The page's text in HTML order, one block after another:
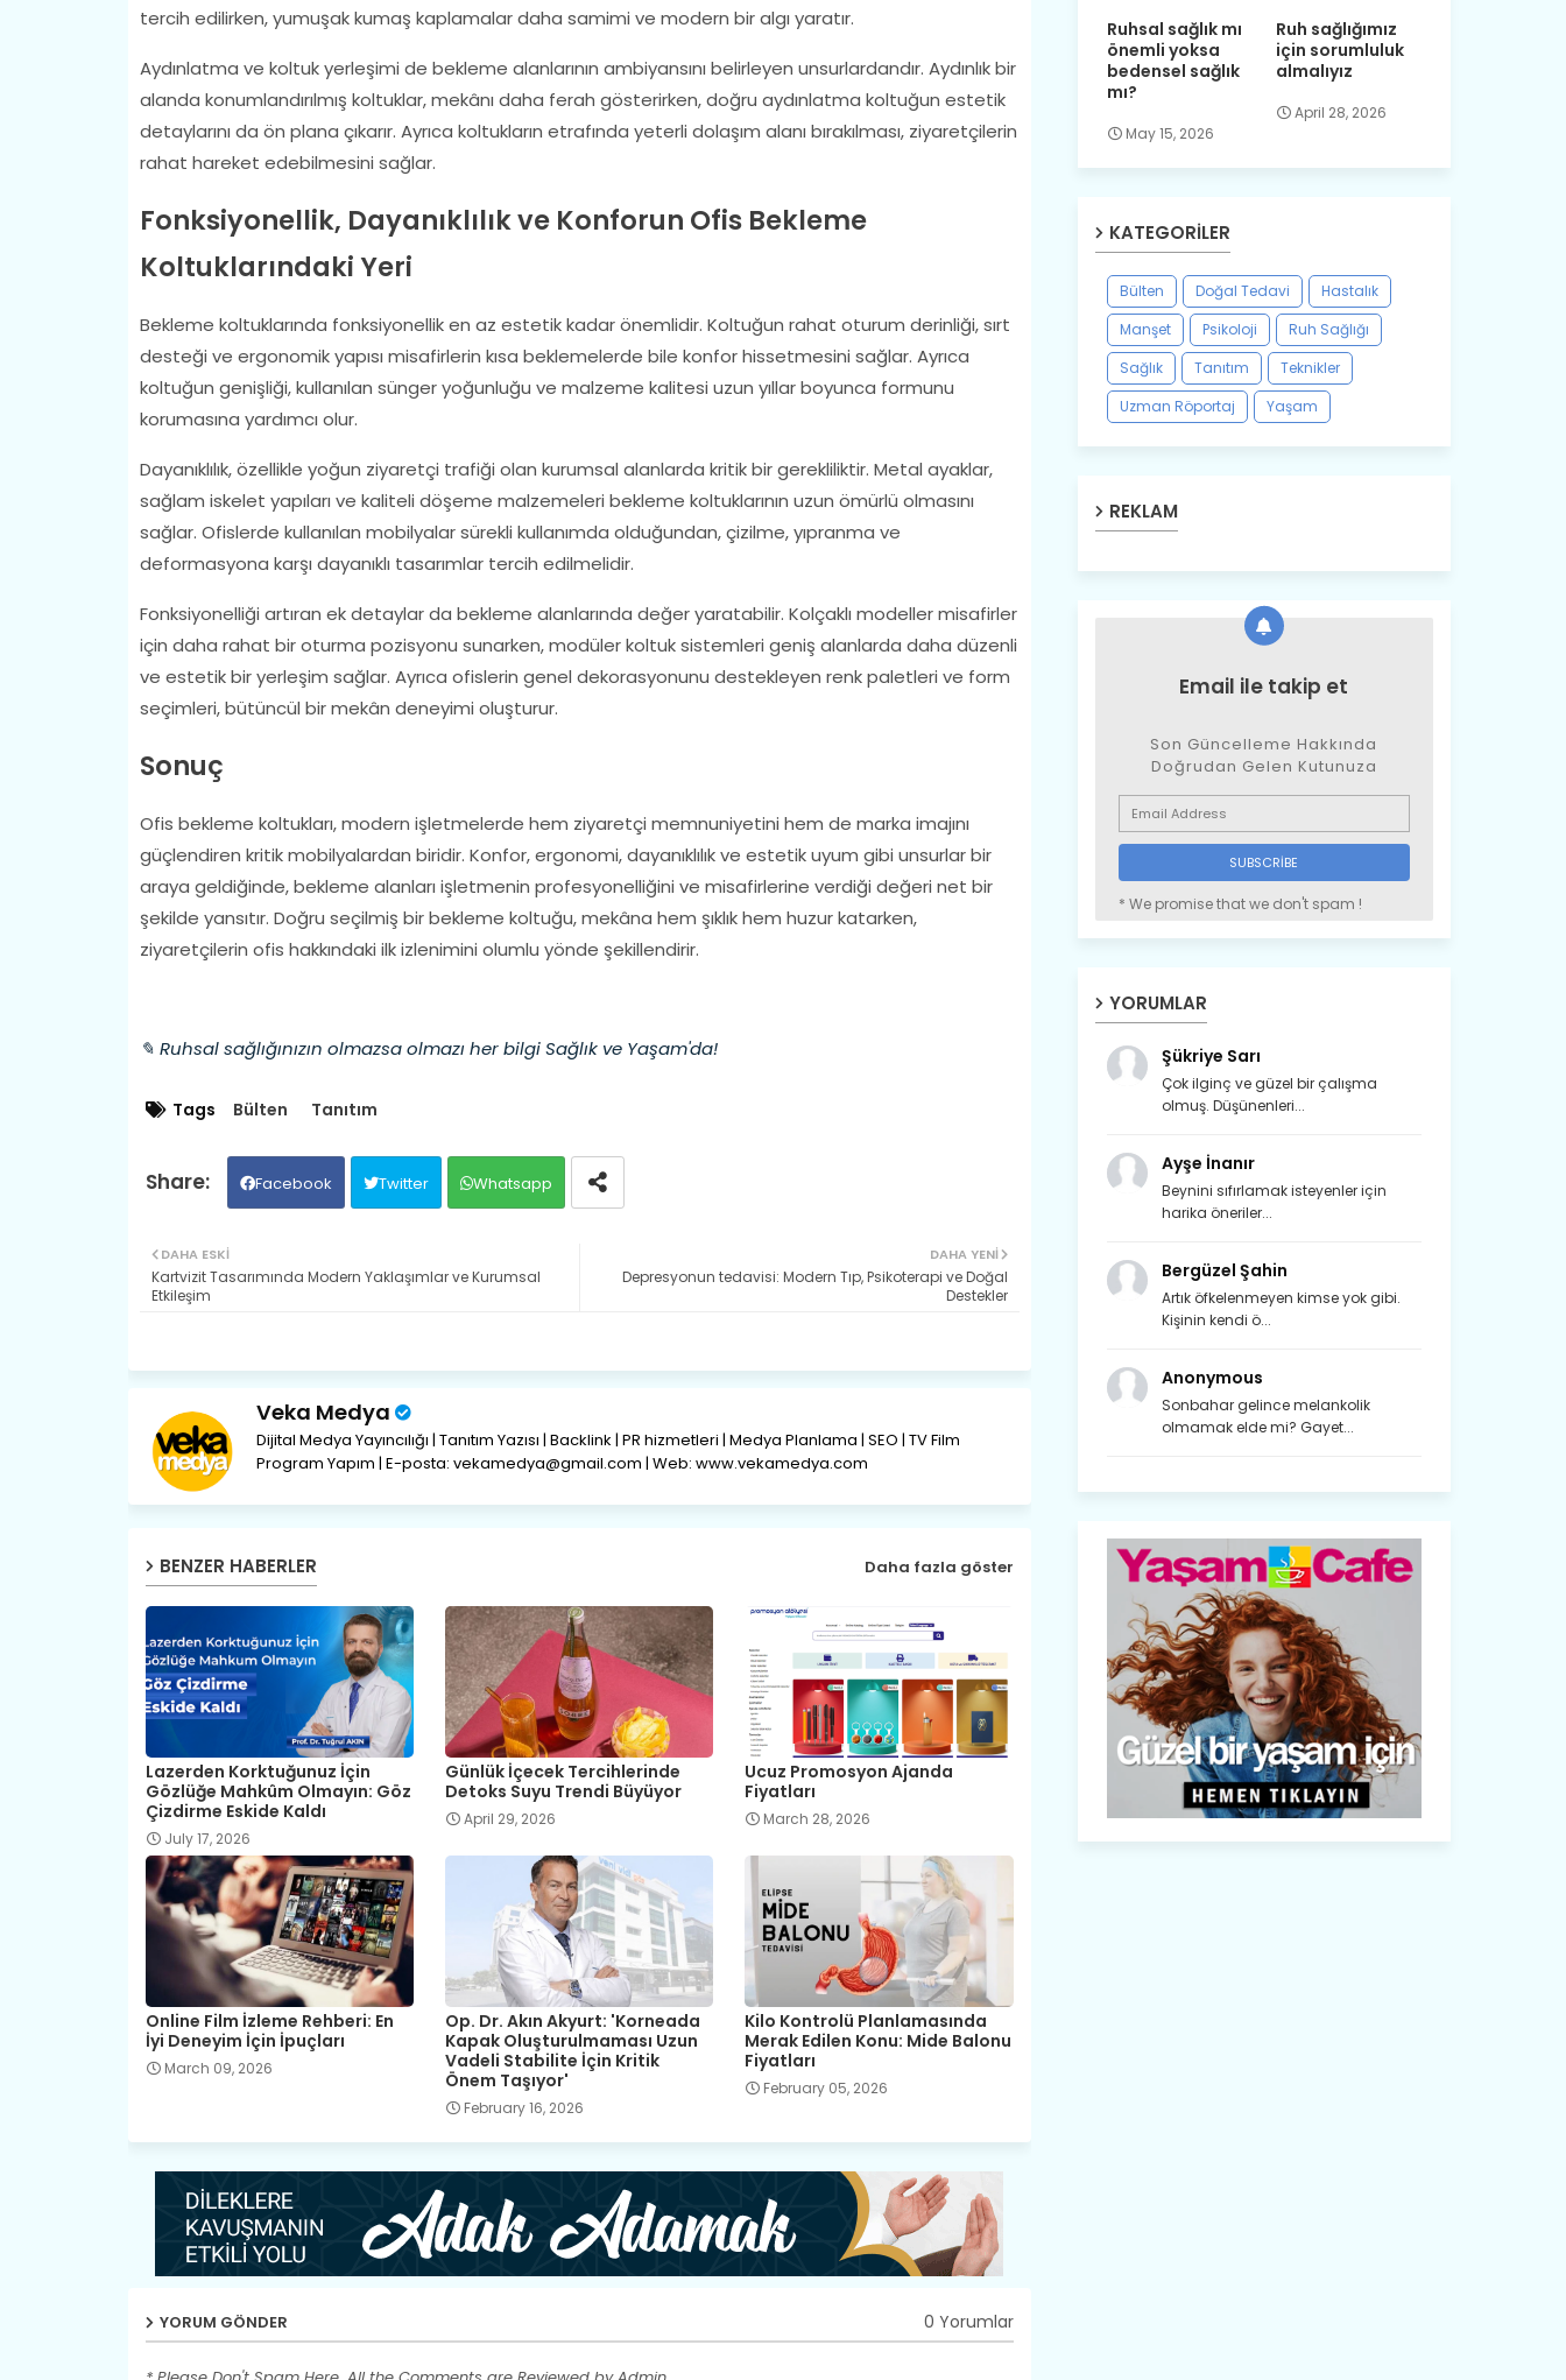
tercih edilirken, yumuşak kumaş kaplamalar daha samimi ve modern bir algı yaratır.
Aydınlatma ve koltuk yerleşimi de bekleme alanlarının ambiyansını belirleyen unsurlardandır. Aydınlık bir
alanda konumlandırılmış koltuklar, mekânı daha ferah gösterirken, doğru aydınlatma koltuğun estetik
detaylarını da ön plana çıkarır. Ayrıca koltukların etrafında yeterli dolaşım alanı bırakılması, ziyaretçilerin
rahat hareket edebilmesini sağlar.
Fonksiyonellik, Dayanıklılık ve Konforun Ofis Bekleme
Koltuklarındaki Yeri
Bekleme koltuklarında fonksiyonellik en az estetik kadar önemlidir. Koltuğun rahat oturum derinliği, sırt
desteği ve ergonomik yapısı misafirlerin kısa beklemelerde bile konfor hissetmesini sağlar. Ayrıca
koltuğun genişliği, kullanılan sünger yoğunluğu ve malzeme kalitesi uzun yıllar boyunca formunu
korumasına yardımcı olur.
Dayanıklılık, özellikle yoğun ziyaretçi trafiği olan kurumsal alanlarda kritik bir gerekliliktir. Metal ayaklar,
sağlam iskelet yapıları ve kaliteli döşeme malzemeleri bekleme koltuklarının uzun ömürlü olmasını
sağlar. Ofislerde kullanılan mobilyalar sürekli kullanımda olduğundan, çizilme, yıpranma ve
deformasyona karşı dayanıklı tasarımlar tercih edilmelidir.
Fonksiyonelliği artıran ek detaylar da bekleme alanlarında değer yaratabilir. Kolçaklı modeller misafirler
için daha rahat bir oturma pozisyonu sunarken, modüler koltuk sistemleri geniş alanlarda daha düzenli
ve estetik bir yerleşim sağlar. Ayrıca ofislerin genel dekorasyonunu destekleyen renk paletleri ve form
seçimleri, bütüncül bir mekân deneyimi oluşturur.
Sonuç
Ofis bekleme koltukları, modern işletmelerde hem ziyaretçi memnuniyetini hem de marka imajını
güçlendiren kritik mobilyalardan biridir. Konfor, ergonomi, dayanıklılık ve estetik uyum gibi unsurlar bir
araya geldiğinde, bekleme alanları işletmenin profesyonelliğini ve misafirlerine verdiği değeri net bir
şekilde yansıtır. Doğru seçilmiş bir bekleme koltuğu, mekâna hem şıklık hem huzur katarken,
ziyaretçilerin ofis hakkındaki ilk izlenimini olumlu yönde şekillendirir.
✎ Ruhsal sağlığınızın olmazsa olmazı her bilgi Sağlık ve Yaşam'da!
Tags Bülten Tanıtım
Facebook Twitter Whatsapp
DAHA YENI
Depresyonun tedavisi: Modern Tıp, Psikoterapi ve Doğal
Destekler
DAHA ESKI
Kartvizit Tasarımında Modern Yaklaşımlar ve Kurumsal
Etkileşim
Veka Medya
Dijital Medya Yayıncılığı | Tanıtım Yazısı | Backlink | PR hizmetleri | Medya Planlama | SEO | TV Film
Program Yapım | E-posta: vekamedya@gmail.com | Web: www.vekamedya.com
BENZER HABERLER Daha fazla göster
Lazerden Korktuğunuz İçin
Gözlüğe Mahkûm Olmayın: Göz
Çizdirme Eskide Kaldı
July 17, 2026
Günlük İçecek Tercihlerinde
Detoks Suyu Trendi Büyüyor
April 29, 2026
Ucuz Promosyon Ajanda
Fiyatları
March 28, 2026
Online Film İzleme Rehberi: En
İyi Deneyim İçin İpuçları
March 09, 2026
Op. Dr. Akın Akyurt: 'Korneada
Kapak Oluşturulmaması Uzun
Vadeli Stabilite İçin Kritik
Önem Taşıyor'
February 16, 2026
Kilo Kontrolü Planlamasında
Merak Edilen Konu: Mide Balonu
Fiyatları
February 05, 2026
YORUM GÖNDER 0 Yorumlar
Ruhsal sağlık mı
önemli yoksa
bedensel sağlık
mı?
May 15, 2026
Ruh sağlığımız
için sorumluluk
almalıyız
April 28, 2026
KATEGORILER
Bülten Doğal Tedavi
Hastalık
Manşet
Psikoloji
Ruh Sağlığı
Sağlık
Tanıtım
Teknikler
Uzman Röportaj
Yaşam
REKLAM
Email ile takip et
Son Güncelleme Hakkında
Doğrudan Gelen Kutunuza
* We promise that we don't spam !
YORUMLAR
Şükriye Sarı
Çok ilginç ve güzel bir çalışma
olmuş. Düşünenleri...
Ayşe İnanır
Beynini sıfırlamak isteyenler için
harika öneriler...
Bergüzel Şahin
Artık öfkelenmeyen kimse yok gibi.
Kişinin kendi ö...
Anonymous
Sonbahar gelince melankolik
olmamak elde mi? Gayet...